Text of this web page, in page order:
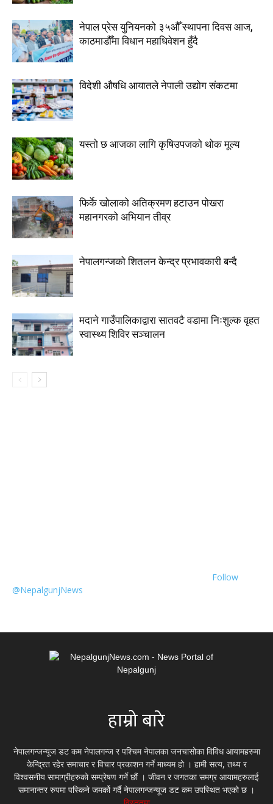
नेपाल प्रेस युनियनको ३५औँ स्थापना दिवस आज,
काठमाडौँमा विधान महाधिवेशन हुँदै
विदेशी औषधि आयातले नेपाली उद्योग संकटमा
यस्तो छ आजका लागि कृषिउपजको थोक मूल्य
फिर्के खोलाको अतिक्रमण हटाउन पोखरा
महानगरको अभियान तीव्र
नेपालगन्जको शितलन केन्द्र प्रभावकारी बन्दै
मदाने गाउँपालिकाद्वारा सातवटै वडामा निःशुल्क वृहत
स्वास्थ्य शिविर सञ्चालन
Follow
@NepalgunjNews
हाम्रो बारे
नेपालगन्जन्यूज डट कम नेपालगन्ज र पश्चिम नेपालका जनचासोका विविध आयामहरुमा
केन्द्रित रहेर समाचार र विचार प्रकाशन गर्ने माध्यम हो । हामी सत्य, तथ्य र
विश्वसनीय सामाग्रीहरुको सम्प्रेषण गर्ने छौं । जीवन र जगतका समग्र आयामहरुलाई
समानान्तर रुपमा पस्किने जमर्को गर्दै नेपालगन्जन्यूज डट कम उपस्थित भएको छ ।